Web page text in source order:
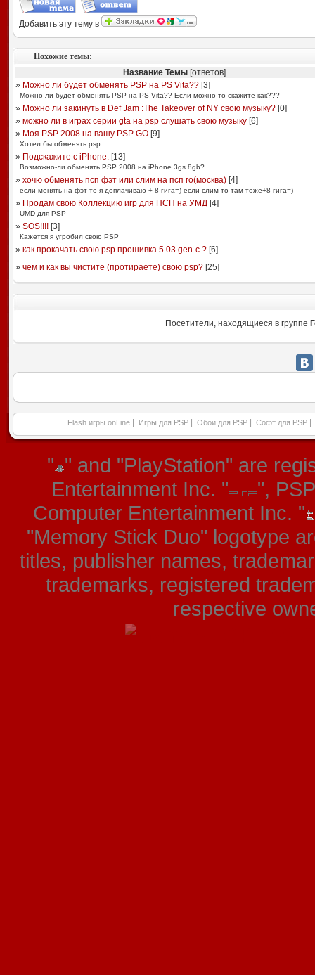
Добавить эту тему в
Похожие темы:
Название Темы [ответов]
» Можно ли будет обменять PSP на PS Vita??[3]
Можно ли будет обменять PSP на PS Vita?? Если можно то скажите как???
» Можно ли закинуть в Def Jam :The Takeover of NY свою музыку?[0]
» можно ли в играх серии gta на psp слушать свою музыку[6]
» Моя PSP 2008 на вашу PSP GO[9]
Хотел бы обменять psp
» Подскажите с iPhone.[13]
Возможно-ли обменять PSP 2008 на iPhone 3gs 8gb?
» хочю обменять псп фэт или слим на псп го(москва)[4]
если менять на фэт то я доплачиваю + 8 гига=) если слим то там тоже+8 гига=)
» Продам свою Коллекцию игр для ПСП на УМД[4]
UMD для PSP
» SOS!!!![3]
Кажется я угробил свою PSP
» как прокачать свою psp прошивка 5.03 gen-c ?[6]
» чем и как вы чистите (протираете) свою psp?[25]
Посетители, находящиеся в группе
Flash игры onLine Игры для PSP Обои для PSP Софт для PSP
" " and "PlayStation" are
Entertainment Inc. "
",
Computer Entertainment Inc. "
"Memory Stick Duo" logotype
titles, publisher names,
trademarks, registered
respective